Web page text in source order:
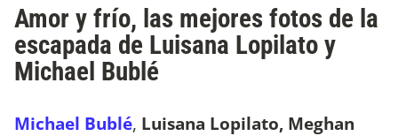
Amor y frío, las mejores fotos de la
escapada de Luisana Lopilato y
Michael Bublé
Michael Bublé, Luisana Lopilato, Meghan